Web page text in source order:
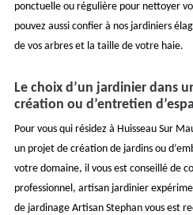
ponctuelle ou régulière pour nettoyer
pouvez aussi confier à nos jardiniers
de vos arbres et la taille de votre haie.
Le choix d’un jardinier dans
création ou d’entretien
Pour vous qui résidez à Huisseau Sur
un projet de création de jardins ou
votre domaine, il vous est conseillé de
professionnel, artisan jardinier
de jardinage Artisan Stephan vous est